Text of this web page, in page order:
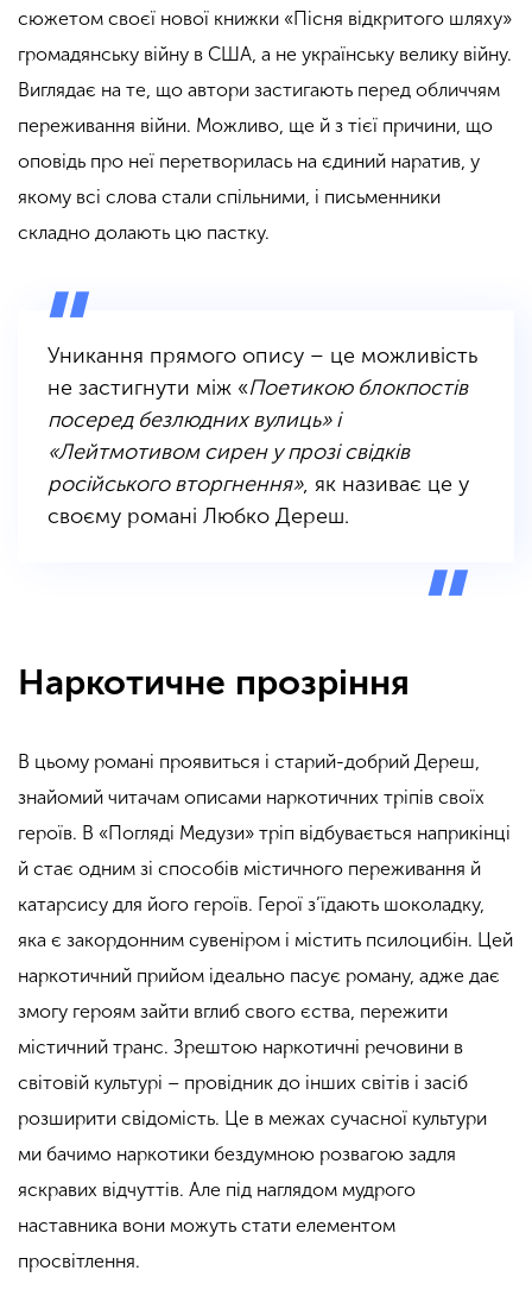
сюжетом своєї нової книжки «Пісня відкритого шляху»
громадянську війну в США, а не українську велику війну.
Виглядає на те, що автори застигають перед обличчям
переживання війни. Можливо, ще й з тієї причини, що
оповідь про неї перетворилась на єдиний наратив, у
якому всі слова стали спільними, і письменники
складно долають цю пастку.
Уникання прямого опису – це можливість
не застигнути між «Поетикою блокпостів
посеред безлюдних вулиць» і
«Лейтмотивом сирен у прозі свідків
російського вторгнення», як називає це у
своєму романі Любко Дереш.
Наркотичне прозріння
В цьому романі проявиться і старий-добрий Дереш,
знайомий читачам описами наркотичних тріпів своїх
героїв. В «Погляді Медузи» тріп відбувається наприкінці
й стає одним зі способів містичного переживання й
катарсису для його героїв. Герої з’їдають шоколадку,
яка є закордонним сувеніром і містить псилоцибін. Цей
наркотичний прийом ідеально пасує роману, адже дає
змогу героям зайти вглиб свого єства, пережити
містичний транс. Зрештою наркотичні речовини в
світовій культурі – провідник до інших світів і засіб
розширити свідомість. Це в межах сучасної культури
ми бачимо наркотики бездумною розвагою задля
яскравих відчуттів. Але під наглядом мудрого
наставника вони можуть стати елементом
просвітлення.